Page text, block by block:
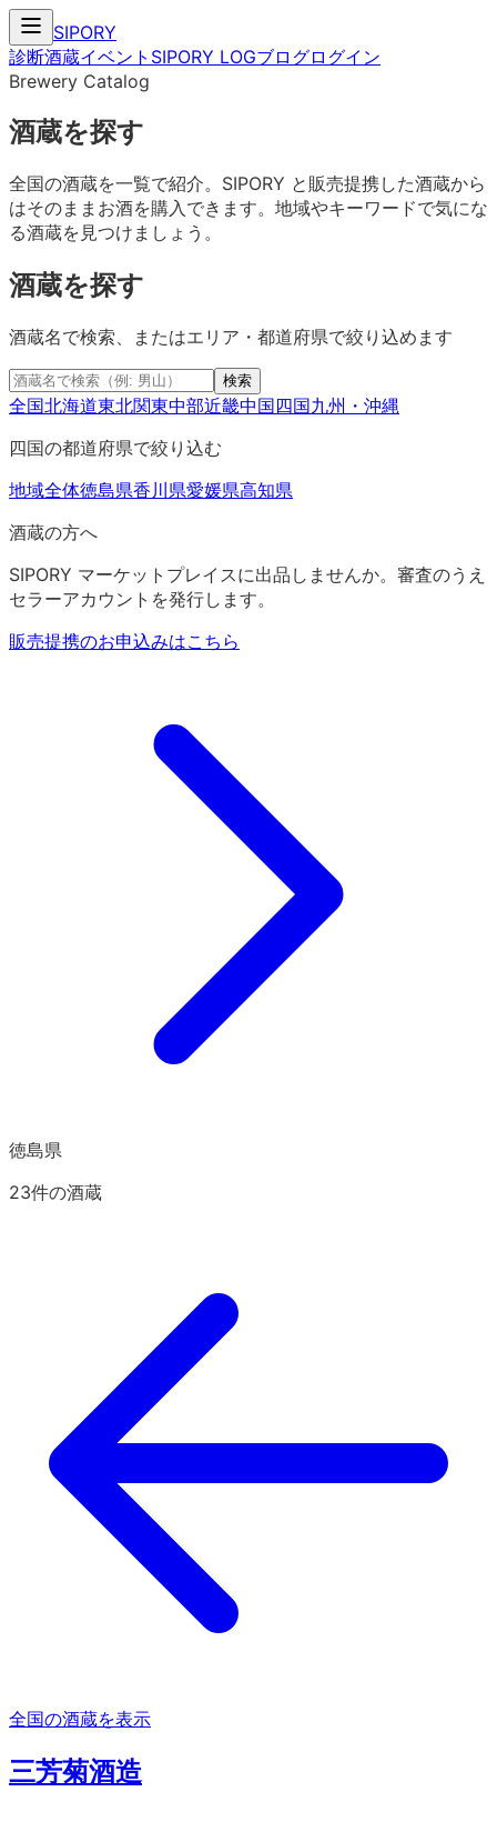
SIPORY
診断酒蔵イベント SIPORY LOGブログログイン
Brewery Catalog
酒蔵を探す
全国の酒蔵を一覧で紹介。SIPORY と販売提携した酒蔵から
はそのままお酒を購入できます。地域やキーワードで気にな
る酒蔵を見つけましょう。
酒蔵を探す
酒蔵名で検索、またはエリア・都道府県で絞り込めます
検索
全国北海道東北関東中部近畿中国四国九州・沖縄
四国の都道府県で絞り込む
地域全体徳島県香川県愛媛県高知県
酒蔵の方へ
SIPORY マーケットプレイスに出品しませんか。審査のうえ
セラーアカウントを発行します。
販売提携のお申込みはこちら
徳島県
23件の酒蔵
全国の酒蔵を表示
三芳菊酒造